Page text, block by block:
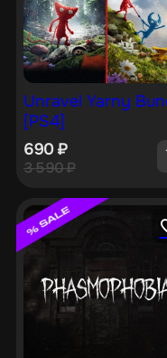
Unravel Yarny
[PS4]
3 590₽
690₽